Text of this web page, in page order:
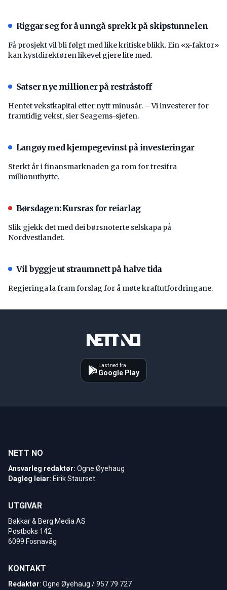
Riggar seg for å unngå sprekk på skipstunnelen
Få prosjekt vil bli følgt med like kritiske blikk. Ein «x-faktor»
kan kystdirektøren likevel gjere lite med.
Satser nye millioner på restråstoff
Hentet vekstkapital etter nytt minusår. – Vi investerer for
framtidig vekst, sier Seagems-sjefen.
Langøy med kjempegevinst på investeringar
Sterkt år i finansmarknaden ga rom for tresifra
millionutbytte.
Børsdagen: Kursras for reiarlag
Slik gjekk det med dei børsnoterte selskapa på
Nordvestlandet.
Vil byggje ut straumnett på halve tida
Regjeringa la fram forslag for å møte kraftutfordringane.
Last ned fra
Google Play
NETT NO
Ansvarleg redaktør: Ogne Øyehaug
Dagleg leiar: Eirik Staurset
UTGIVAR
Bakkar & Berg Media AS
Postboks 142
6099 Fosnavåg
KONTAKT
Redaktør: Ogne Øyehaug / 957 79 727